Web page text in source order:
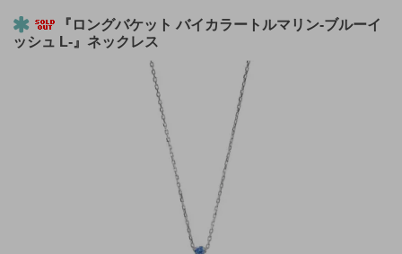
『ロングバケット バイカラートルマリン-ブルーイ
ッシュ L-』ネックレス